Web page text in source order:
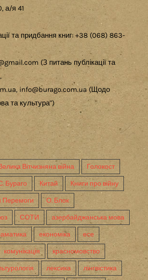
а/я 41
та придбання книг: +38 (068) 863-
(З питань публікації та
info@burago.com.ua (Щодо
та культура")
Вітчизняна війна Голокост
Бураго Китай Книги про війну
Перемоги О. Блок
СОТИ азербайджанська мова
економіка есе
комунікація красномовство
лексика лінгвістика